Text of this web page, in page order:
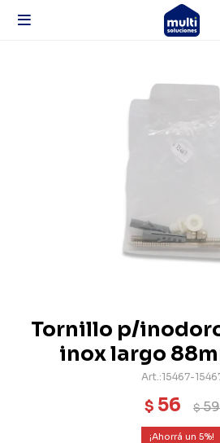

Tornillo p/
inox largo
15467-
$ 56 $59
5